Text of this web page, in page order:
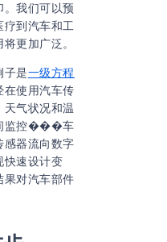
我们可以预
疗到汽车和工
更加广泛。
子是一级方程
在使用汽车传
气状况和温
监控���车
感器流向数字
快速设计变
果对汽车部件